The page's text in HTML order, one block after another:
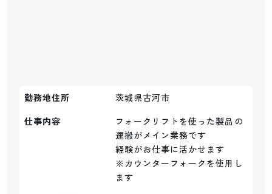
勤務地住所
茨城県古河市
仕事内容
フォークリフトを使った製品の
運搬がメイン業務です
経験がお仕事に活かせます
※カウンターフォークを使用し
ます